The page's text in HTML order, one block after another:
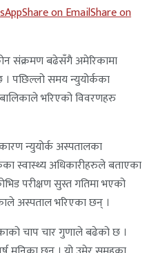
Share on EmailShare on
संक्रमण बढेसँगै अमेरिकामा
पछिल्लो समय न्युयोर्कका
भरिएको विवरणहरु
न्युयोर्क अस्पतालका
स्वास्थ्य अधिकारीहरुले बताएका
परीक्षण सुस्त गतिमा भएको
अस्पताल भरिएका छन् ।
चाप चार गुणाले बढेको छ ।